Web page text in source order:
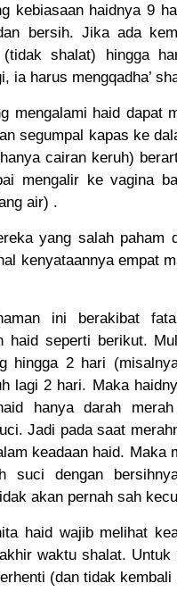
kebiasaan haidnya 9
bersih. Jika ada
(tidak shalat) hingga
ia harus mengqadha’
mengalami haid dapat
segumpal kapas ke
cairan keruh)
mengalir ke vagina
air) .
yang salah paham
kenyataannya empat
ini berakibat
haid seperti berikut.
hingga 2 hari
lagi 2 hari. Maka
hanya darah
Jadi pada saat
keadaan haid. Maka
suci dengan
akan pernah sah
haid wajib melihat
waktu shalat.
(dan tidak kembali